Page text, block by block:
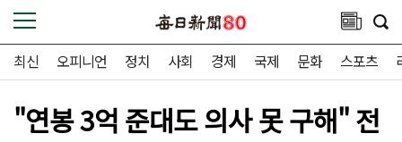
최신 오피니언 정치 사회 경제 국제 문화 스포츠
"연봉 3억 준대도 의사 못 구해" 전